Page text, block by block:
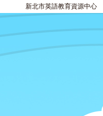
新北市英語教育資源中心